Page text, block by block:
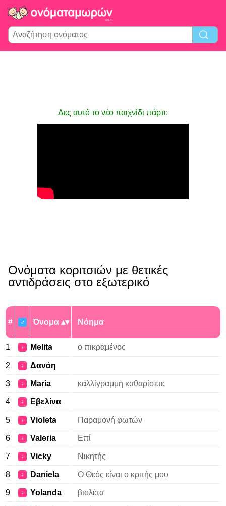
Δες αυτό το νέο παιχνίδι πάρτι:
Ονόματα κοριτσιών με θετικές
αντιδράσεις στο εξωτερικό
# ♂ Όνομα Νόημα
1 ♀ Melita ο πικραμένος
2 ♀ Δανάη
3 ♀ Maria καλλίγραμμη καθαρίσετε
4 ♀ Εβελίνα
5 ♀ Violeta Παραμονή φωτών
6 ♀ Valeria Επί
7 ♀ Vicky Νικητής
8 ♀ Daniela Ο Θεός είναι ο κριτής μου
9 ♀ Yolanda βιολέτα